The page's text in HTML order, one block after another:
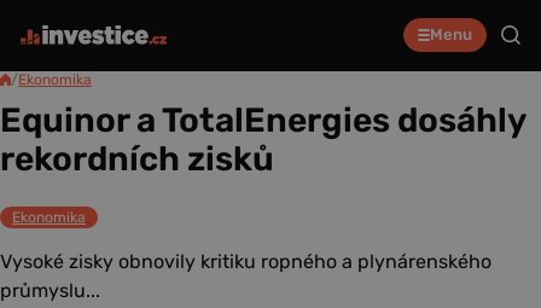
Menu
/Ekonomika
Equinor a TotalEnergies dosáhly
rekordních zisků
Ekonomika
Vysoké zisky obnovily kritiku ropného a plynárenského
průmyslu...